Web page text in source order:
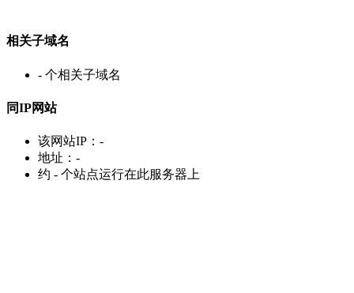
相关子域名
- 个相关子域名
同IP网站
该网站IP： -
地址： -
约 - 个站点运行在此服务器上